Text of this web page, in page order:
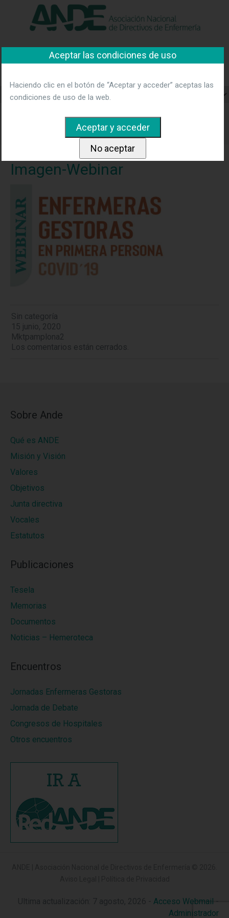
"Ver política"
Asociación Nacional de
de actualidad en gestión de la pandemia Covid19
Webinar
Imagen-Webinar
Sin categoría
15 junio, 2020
Mktpamplona2
Los comentarios están cerrados.
Sobre Ande
Qué es ANDE
Misión y Visión
Valores
Objetivos
Junta directiva
Vocales
Estatutos
Publicaciones
Tesela
Memorias
Documentos
Noticias – Hemeroteca
Encuentros
Jornadas Enfermeras Gestoras
Jornada de Debate
Congresos de Hospitales
Otros encuentros
Acceso Webmail -
Administrador
Aceptar las condiciones de uso
Haciendo clic en el botón de “Aceptar y acceder” aceptas las
condiciones de uso de la web.